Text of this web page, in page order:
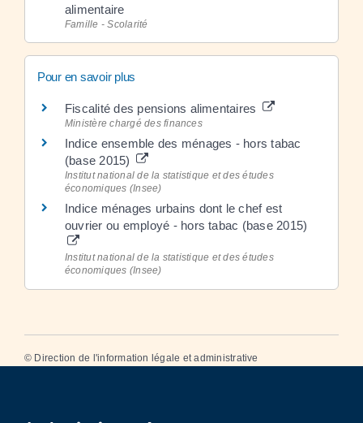
alimentaire
Famille - Scolarité
Pour en savoir plus
Fiscalité des pensions alimentaires
Ministère chargé des finances
Indice ensemble des ménages - hors tabac
(base 2015)
Institut national de la statistique et des études
économiques (Insee)
Indice ménages urbains dont le chef est
ouvrier ou employé - hors tabac (base 2015)
Institut national de la statistique et des études
économiques (Insee)
© Direction de l'information légale et administrative